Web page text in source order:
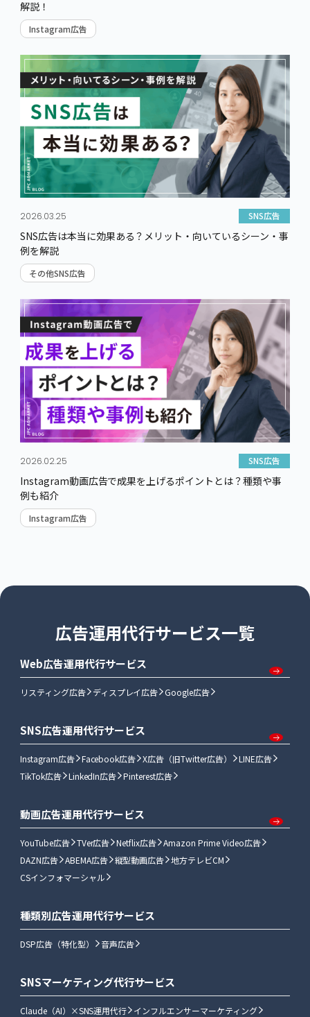
解説！
Instagram広告
2026.03.25 SNS広告
SNS広告は本当に効果ある？メリット・向いているシーン・事
例を解説
その他SNS広告
2026.02.25 SNS広告
Instagram動画広告で成果を上げるポイントとは？種類や事
例も紹介
Instagram広告
広告運用代行サービス一覧
Web広告運用代行サービス
リスティング広告 ディスプレイ広告 Google広告
SNS広告運用代行サービス
Instagram広告 Facebook広告 X広告（旧Twitter広告）
LINE広告
TikTok広告
LinkedIn広告 Pinterest広告
動画広告運用代行サービス
YouTube広告 TVer広告 Netflix広告
Amazon Prime Video広告
DAZN広告
ABEMA広告 縦型動画広告
地方テレビCM
CSインフォマーシャル
種類別広告運用代行サービス
DSP広告（特化型） 音声広告
SNSマーケティング代行サービス
Claude（AI）×SNS運用代行 インフルエンサーマーケティング